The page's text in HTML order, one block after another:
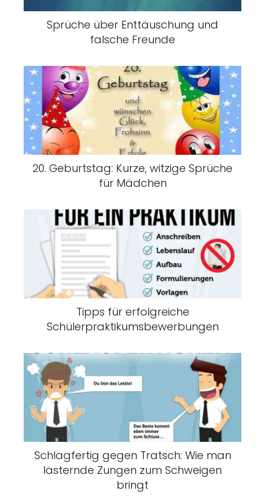
Sprüche über Enttäuschung und
falsche Freunde
20. Geburtstag: Kurze, witzige Sprüche
für Mädchen
Tipps für erfolgreiche
Schülerpraktikumsbewerbungen
Schlagfertig gegen Tratsch: Wie man
lästernde Zungen zum Schweigen
bringt